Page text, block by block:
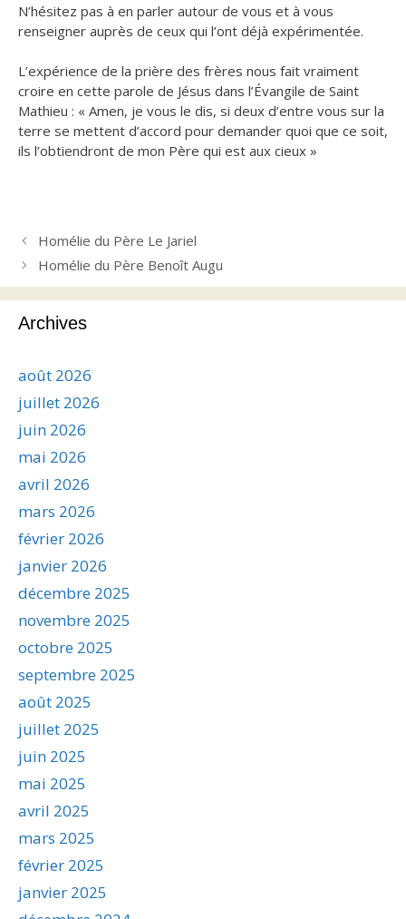
N’hésitez pas à en parler autour de vous et à vous
renseigner auprès de ceux qui l’ont déjà expérimentée.
L’expérience de la prière des frères nous fait vraiment
croire en cette parole de Jésus dans l’Évangile de Saint
Mathieu : « Amen, je vous le dis, si deux d’entre vous sur la
terre se mettent d’accord pour demander quoi que ce soit,
ils l’obtiendront de mon Père qui est aux cieux »
Homélie du Père Le Jariel
Homélie du Père Benoît Augu
Archives
août 2026
juillet 2026
juin 2026
mai 2026
avril 2026
mars 2026
février 2026
janvier 2026
décembre 2025
novembre 2025
octobre 2025
septembre 2025
août 2025
juillet 2025
juin 2025
mai 2025
avril 2025
mars 2025
février 2025
janvier 2025